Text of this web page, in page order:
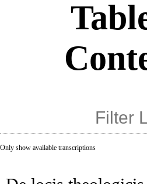
Only show available transcriptions